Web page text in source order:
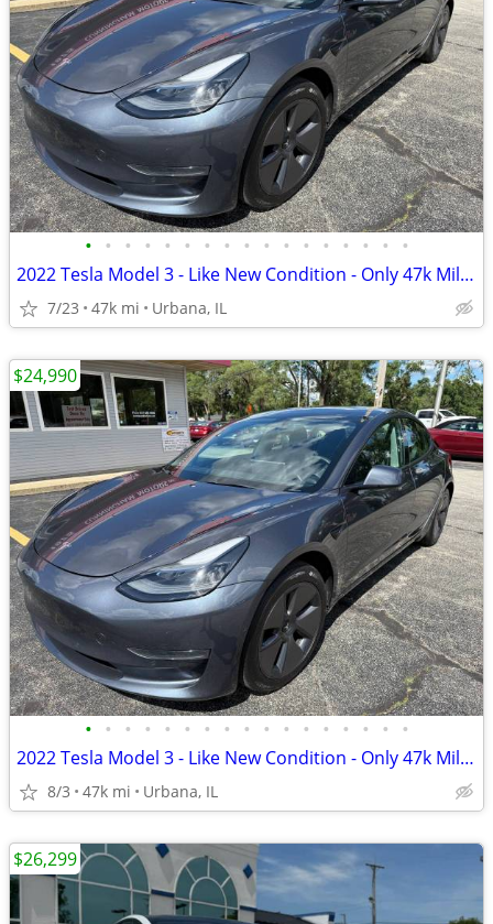
• • • • • • • • • • • • • • • • •
2022 Tesla Model 3 - Like New Condition - Only 47k Miles!
7/23 47k mi Urbana, IL
• • • • • • • • • • • • • • • • •
2022 Tesla Model 3 - Like New Condition - Only 47k Miles!
8/3 47k mi Urbana, IL
$24,990
$26,299